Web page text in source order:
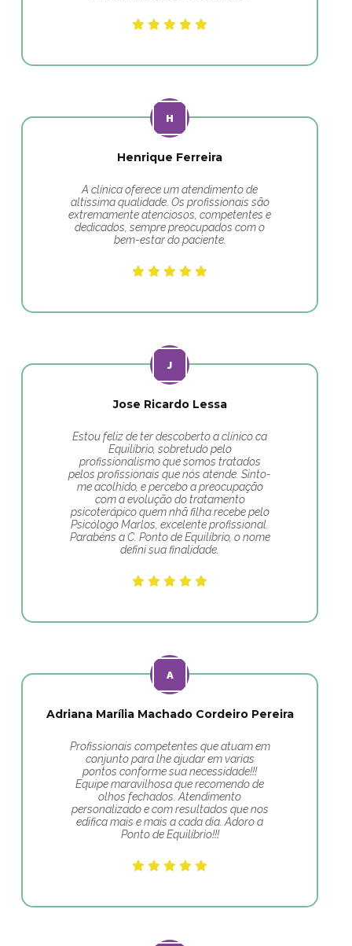
Henrique Ferreira
A clínica oferece um atendimento de
altíssima qualidade. Os profissionais são
extremamente atenciosos, competentes e
dedicados, sempre preocupados com o
bem-estar do paciente.
Jose Ricardo Lessa
Estou feliz de ter descoberto a clínico ca
Equilíbrio, sobretudo pelo
profissionalismo que somos tratados
pelos profissionais que nós atende. Sinto-
me acolhido, e percebo a preocupação
com a evolução do tratamento
psicoterápico quem nhã filha recebe pelo
Psicólogo Marlos, excelente profissional.
Parabéns a C. Ponto de Equilíbrio, o nome
defini sua finalidade.
Adriana Marília Machado Cordeiro Pereira
Profissionais competentes que atuam em
conjunto para lhe ajudar em varias
pontos conforme sua necessidade!!!
Equipe maravilhosa que recomendo de
olhos fechados. Atendimento
personalizado e com resultados que nos
edifica mais e mais a cada dia. Adoro a
Ponto de Equilíbrio!!!